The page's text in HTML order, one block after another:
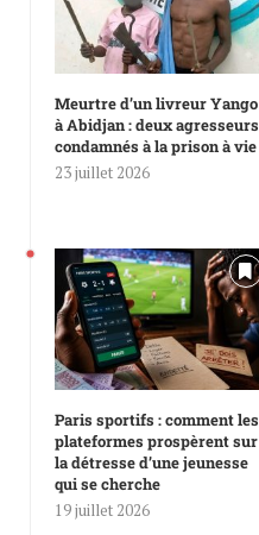
Meurtre d’un livreur Yango
à Abidjan : deux agresseurs
condamnés à la prison à vie
23 juillet 2026
Paris sportifs : comment les
plateformes prospèrent sur
la détresse d’une jeunesse
qui se cherche
19 juillet 2026